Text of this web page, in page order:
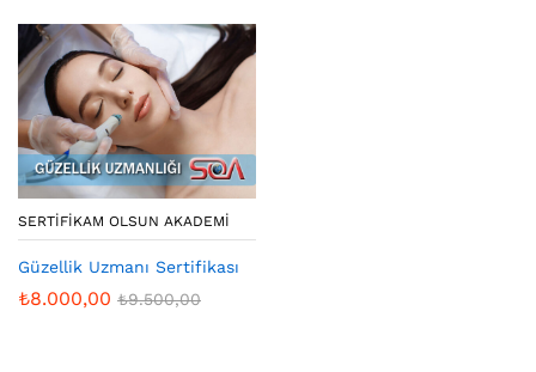
SERTIFIKAM OLSUN AKADEMI
Güzellik Uzmanı Sertifikası
₺8.000,00 ₺9.500,00